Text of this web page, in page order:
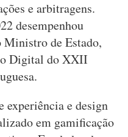
e arbitragens.
desempenhou
Ministro de Estado,
Digital do XXII
experiência e design
em gamificação